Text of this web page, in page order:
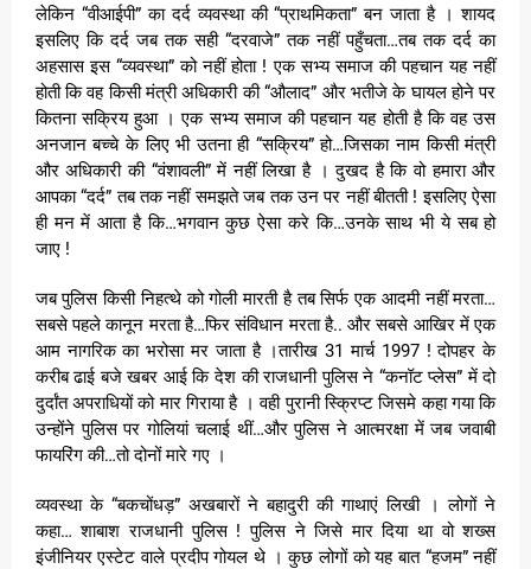
लेकिन “वीआईपी” का दर्द व्यवस्था की “प्राथमिकता” बन जाता है । शायद
इसलिए कि दर्द जब तक सही “दरवाजे” तक नहीं पहुँचता…तब तक दर्द का
अहसास इस “व्यवस्था” को नहीं होता ! एक सभ्य समाज की पहचान यह नहीं
होती कि वह किसी मंत्री अधिकारी की “औलाद” और भतीजे के घायल होने पर
कितना सक्रिय हुआ । एक सभ्य समाज की पहचान यह होती है कि वह उस
अनजान बच्चे के लिए भी उतना ही “सक्रिय” हो…जिसका नाम किसी मंत्री
और अधिकारी की “वंशावली” में नहीं लिखा है । दुखद है कि वो हमारा और
आपका “दर्द” तब तक नहीं समझते जब तक उन पर नहीं बीतती ! इसलिए ऐसा
ही मन में आता है कि…भगवान कुछ ऐसा करे कि…उनके साथ भी ये सब हो
जाए !
जब पुलिस किसी निहत्थे को गोली मारती है तब सिर्फ एक आदमी नहीं मरता…
सबसे पहले कानून मरता है…फिर संविधान मरता है.. और सबसे आखिर में एक
आम नागरिक का भरोसा मर जाता है ।तारीख 31 मार्च 1997 ! दोपहर के
करीब ढाई बजे खबर आई कि देश की राजधानी पुलिस ने “कनॉट प्लेस” में दो
दुर्दांत अपराधियों को मार गिराया है । वही पुरानी स्क्रिप्ट जिसमे कहा गया कि
उन्होंने पुलिस पर गोलियां चलाई थीं…और पुलिस ने आत्मरक्षा में जब जवाबी
फायरिंग की…तो दोनों मारे गए ।
व्यवस्था के “बकचोंधड़” अखबारों ने बहादुरी की गाथाएं लिखी । लोगों ने
कहा… शाबाश राजधानी पुलिस ! पुलिस ने जिसे मार दिया था वो शख्स
इंजीनियर एस्टेट वाले प्रदीप गोयल थे । कुछ लोगों को यह बात “हजम” नहीं